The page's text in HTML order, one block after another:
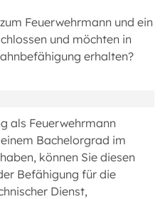
Feuerwehrmann und ein
und möchten in
erhalten?
als Feuerwehrmann
Bachelorgrad im
können Sie diesen
Befähigung für die
Dienst,